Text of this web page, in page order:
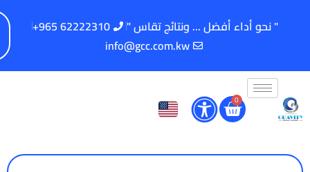
" نحو أداء أفضل ... ونتائج تقاس "
62222310 965+
info@gcc.com.kw
0